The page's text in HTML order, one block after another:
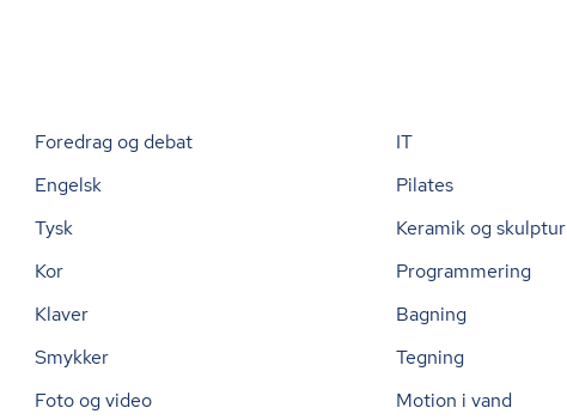
Foredrag og debat
IT
Engelsk
Pilates
Tysk
Keramik og skulptur
Kor
Programmering
Klaver
Bagning
Smykker
Tegning
Foto og video
Motion i vand